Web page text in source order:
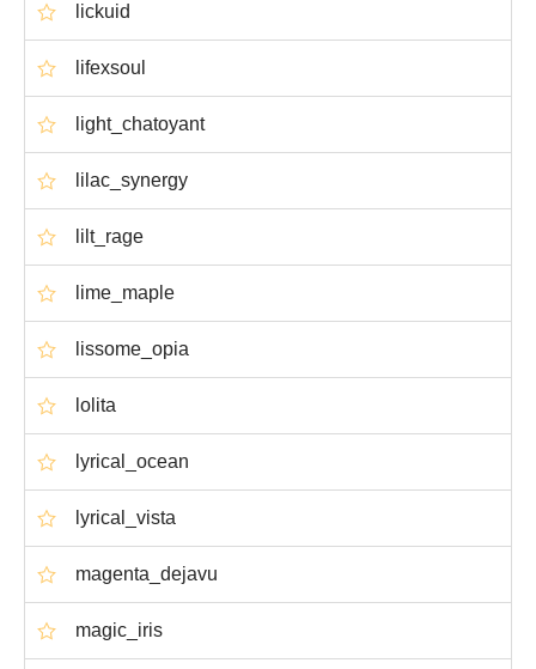
lickuid
lifexsoul
light_chatoyant
lilac_synergy
lilt_rage
lime_maple
lissome_opia
lolita
lyrical_ocean
lyrical_vista
magenta_dejavu
magic_iris